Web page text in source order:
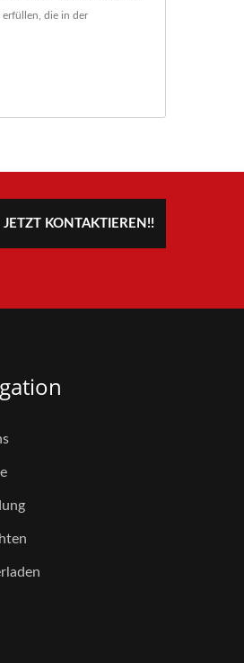
erfüllen, die in der
JETZT KONTAKTIEREN!!